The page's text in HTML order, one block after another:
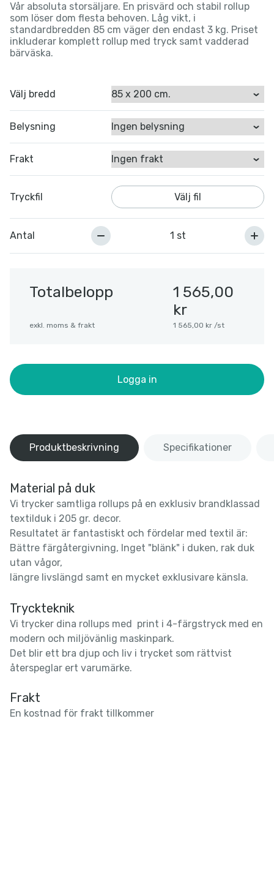
Vår absoluta storsäljare. En prisvärd och stabil rollup
som löser dom flesta behoven. Låg vikt, i
standardbredden 85 cm väger den endast 3 kg. Priset
inkluderar komplett rollup med tryck samt vadderad
bärväska.
Välj bredd
Belysning
Frakt
Tryckfil Välj fil
Antal
Totalbelopp
1 565,00
kr
exkl. moms & frakt 1 565,00 kr /st
Logga in
Produktbeskrivning Specifikationer
Material på duk
Vi trycker samtliga rollups på en exklusiv brandklassad
textilduk i 205 gr. decor.
Resultatet är fantastiskt och fördelar med textil är:
Bättre färgåtergivning, Inget "blänk" i duken, rak duk
utan vågor,
längre livslängd samt en mycket exklusivare känsla.
Tryckteknik
Vi trycker dina rollups med print i 4-färgstryck med en
modern och miljövänlig maskinpark.
Det blir ett bra djup och liv i trycket som rättvist
återspeglar ert varumärke.
Frakt
En kostnad för frakt tillkommer